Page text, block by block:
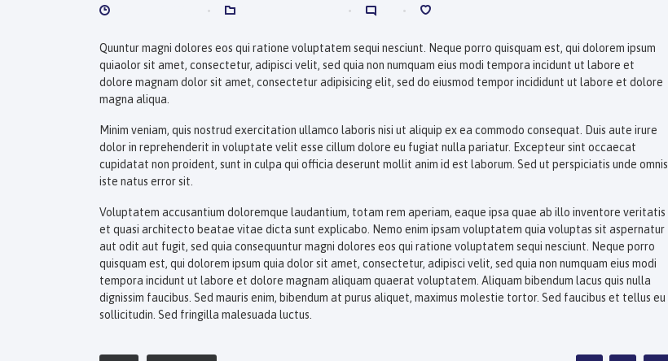
Quuntur magni dolores eos qui ratione voluptatem sequi nesciunt. Neque porro quisquam est, qui dolorem ipsum
quiaolor sit amet, consectetur, adipisci velit, sed quia non numquam eius modi tempora incidunt ut labore et
dolore magnam dolor sit amet, consectetur adipisicing elit, sed do eiusmod tempor incididunt ut labore et dolore
magna aliqua.
Minim veniam, quis nostrud exercitation ullamco laboris nisi ut aliquip ex ea commodo consequat. Duis aute irure
dolor in reprehenderit in voluptate velit esse cillum dolore eu fugiat nulla pariatur. Excepteur sint occaecat
cupidatat non proident, sunt in culpa qui officia deserunt mollit anim id est laborum. Sed ut perspiciatis unde omnis
iste natus error sit.
Voluptatem accusantium doloremque laudantium, totam rem aperiam, eaque ipsa quae ab illo inventore veritatis
et quasi architecto beatae vitae dicta sunt explicabo. Nemo enim ipsam voluptatem quia voluptas sit aspernatur
aut odit aut fugit, sed quia consequuntur magni dolores eos qui ratione voluptatem sequi nesciunt. Neque porro
quisquam est, qui dolorem ipsum quia dolor sit amet, consectetur, adipisci velit, sed quia non numquam eius modi
tempora incidunt ut labore et dolore magnam aliquam quaerat voluptatem. Aliquam bibendum lacus quis nulla
dignissim faucibus. Sed mauris enim, bibendum at purus aliquet, maximus molestie tortor. Sed faucibus et tellus eu
sollicitudin. Sed fringilla malesuada luctus.